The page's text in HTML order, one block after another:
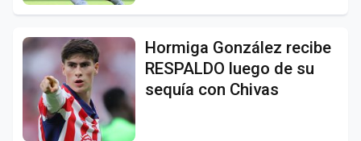
Hormiga González recibe
RESPALDO luego de su
sequía con Chivas